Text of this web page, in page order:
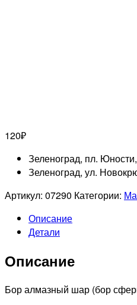
120₽
Зеленоград, пл.
Зеленоград, ул.
Артикул: 07290 Категории:
Описание
Детали
Описание
Бор алмазный шар (бор